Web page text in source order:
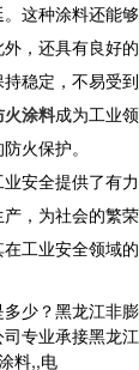
这种涂料还能够
，还具有良好的
稳定，不易受到
涂料成为工业领
火保护。
安全提供了有力
，为社会的繁荣
工业安全领域的
少？黑龙江非膨
专业承接黑龙江
料,,电